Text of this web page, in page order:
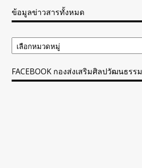
ข้อมูลข่าวสารทั้งหมด
ข้อมูล
ข่าวสาร
FACEBOOK กองส่งเสริมศิลปวัฒนธรรม